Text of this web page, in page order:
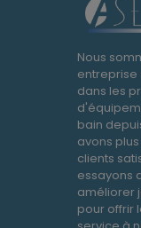
Nous
dans les
bain
avons
clients
essayons
améliorer
pour offrir